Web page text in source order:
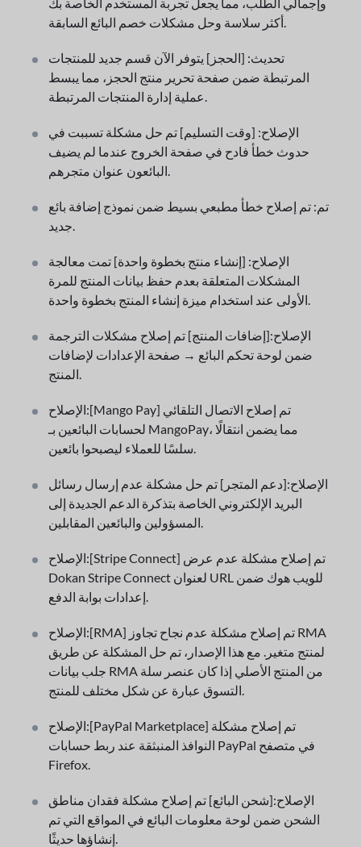
أكثر سلاسة وحل مشكلات خصم البائع السابقة.
تحديث: [الحجز] يتوفر الآن قسم جديد للمنتجات
المرتبطة ضمن صفحة تحرير منتج الحجز، مما يبسط
عملية إدارة المنتجات المرتبطة.
الإصلاح: [وقت التسليم] تم حل مشكلة تسببت في
حدوث خطأ فادح في صفحة الخروج عندما لم يضيف
البائعون عنوان متجرهم.
تم: تم إصلاح خطأ مطبعي بسيط ضمن نموذج إضافة بائع
جديد.
الإصلاح: [إنشاء منتج بخطوة واحدة] تمت معالجة
المشكلات المتعلقة بعدم حفظ بيانات المنتج للمرة
الأولى عند استخدام ميزة إنشاء المنتج بخطوة واحدة.
الإصلاح:[إضافات المنتج] تم إصلاح مشكلات الترجمة
ضمن لوحة تحكم البائع → صفحة الإعدادات لإضافات
المنتج.
الإصلاح:[Mango Pay] تم إصلاح الاتصال التلقائي
لحسابات البائعين بـ MangoPay، مما يضمن انتقالًا
سلسًا للعملاء ليصبحوا بائعين.
الإصلاح:[دعم المتجر] تم حل مشكلة عدم إرسال رسائل
البريد الإلكتروني الخاصة بتذكرة الدعم الجديدة إلى
المسؤولين والبائعين المقابلين.
الإصلاح:[Stripe Connect] تم إصلاح مشكلة عدم عرض
Dokan Stripe Connect لعنوان URL للويب هوك ضمن
إعدادات بوابة الدفع.
الإصلاح:[RMA] تم إصلاح مشكلة عدم نجاح تجاوز RMA
لمنتج متغير. مع هذا الإصدار، تم حل المشكلة عن طريق
جلب بيانات RMA من المنتج الأصلي إذا كان عنصر سلة
التسوق عبارة عن شكل مختلف للمنتج.
الإصلاح:[PayPal Marketplace] تم إصلاح مشكلة
النوافذ المنبثقة عند ربط حسابات PayPal في متصفح
Firefox.
الإصلاح:[شحن البائع] تم إصلاح مشكلة فقدان مناطق
الشحن ضمن لوحة معلومات البائع في المواقع التي تم
إنشاؤها حديثًا.